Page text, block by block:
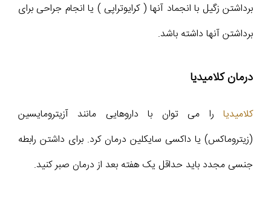
برداشتن زگیل با انجماد آنها ( کرایوتراپی ) یا انجام جراحی برای
برداشتن آنها داشته باشد.
درمان کلامیدیا
کلامیدیا را می توان با داروهایی مانند آزیترومایسین
(زیتروماکس) یا داکسی سایکلین درمان کرد. برای داشتن رابطه
جنسی مجدد باید حداقل یک هفته بعد از درمان صبر کنید.